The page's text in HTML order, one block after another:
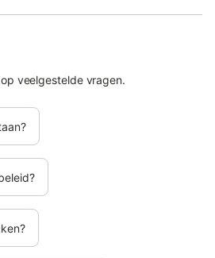
veelgestelde vragen.